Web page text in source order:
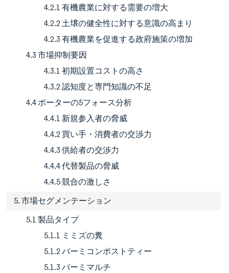
4.2.1 有機農業に対する需要の増大
4.2.2 土壌の健全性に対する意識の高まり
4.2.3 有機農業を促進する政府施策の増加
4.3 市場抑制要因
4.3.1 初期設置コストの高さ
4.3.2 認知度と専門知識の不足
4.4 ポーターの5フォース分析
4.4.1 新規参入者の脅威
4.4.2 買い手・消費者の交渉力
4.4.3 供給者の交渉力
4.4.4 代替製品の脅威
4.4.5 競合の激しさ
5. 市場セグメンテーション
5.1 製品タイプ
5.1.1 ミミズの糞
5.1.2 バーミコンポストティー
5.1.3 バーミマルチ